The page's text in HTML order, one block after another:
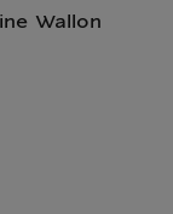
Wallon